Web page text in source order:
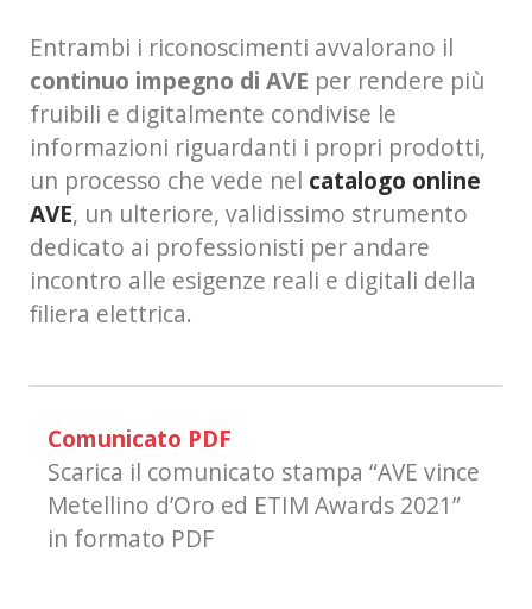
Entrambi i riconoscimenti avvalorano il
continuo impegno di AVE per rendere più
fruibili e digitalmente condivise le
informazioni riguardanti i propri prodotti,
un processo che vede nel catalogo online
AVE, un ulteriore, validissimo strumento
dedicato ai professionisti per andare
incontro alle esigenze reali e digitali della
filiera elettrica.
Comunicato PDF
Scarica il comunicato stampa “AVE vince
Metellino d’Oro ed ETIM Awards 2021”
in formato PDF